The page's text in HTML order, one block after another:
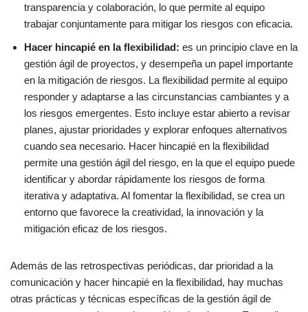
transparencia y colaboración, lo que permite al equipo
trabajar conjuntamente para mitigar los riesgos con eficacia.
Hacer hincapié en la flexibilidad: es un principio clave en la
gestión ágil de proyectos, y desempeña un papel importante
en la mitigación de riesgos. La flexibilidad permite al equipo
responder y adaptarse a las circunstancias cambiantes y a
los riesgos emergentes. Esto incluye estar abierto a revisar
planes, ajustar prioridades y explorar enfoques alternativos
cuando sea necesario. Hacer hincapié en la flexibilidad
permite una gestión ágil del riesgo, en la que el equipo puede
identificar y abordar rápidamente los riesgos de forma
iterativa y adaptativa. Al fomentar la flexibilidad, se crea un
entorno que favorece la creatividad, la innovación y la
mitigación eficaz de los riesgos.
Además de las retrospectivas periódicas, dar prioridad a la
comunicación y hacer hincapié en la flexibilidad, hay muchas
otras prácticas y técnicas específicas de la gestión ágil de